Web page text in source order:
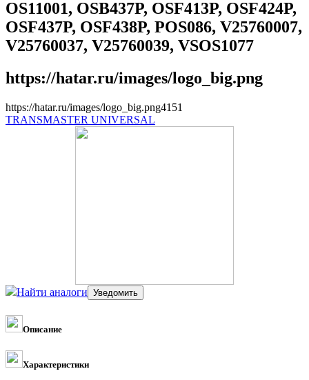
OS11001, OSB437P, OSF413P, OSF424P,
OSF437P, OSF438P, POS086, V25760007,
V25760037, V25760039, VSOS1077
https://hatar.ru/images/logo_big.png
https://hatar.ru/images/logo_big.png41 51
TRANSMASTER UNIVERSAL
Найти аналоги
Описание
Характеристики